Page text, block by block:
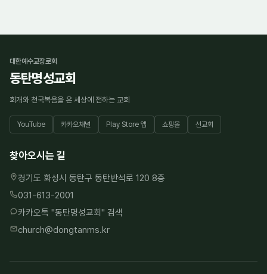
대한예수교장로회
동탄명성교회
회개와 천국복음을 온 세상에 전하는 교회
YouTube 카카오채널 Play Store 앱 쇼핑몰 선교회
찾아오시는 길
경기도 화성시 동탄구 동탄반석로 120 8층
031-613-2001
카카오톡 "동탄명성교회" 검색
church@dongtanms.kr